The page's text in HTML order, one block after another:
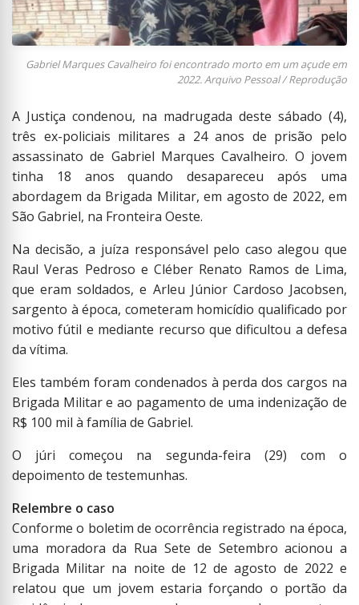
Gabriel Marques Cavalheiro foi encontrado morto em um açude em
2022. Arquivo Pessoal / Reprodução
A Justiça condenou, na madrugada deste sábado (4),
três ex-policiais militares a 24 anos de prisão pelo
assassinato de Gabriel Marques Cavalheiro. O jovem
tinha 18 anos quando desapareceu após uma
abordagem da Brigada Militar, em agosto de 2022, em
São Gabriel, na Fronteira Oeste.
Na decisão, a juíza responsável pelo caso alegou que
Raul Veras Pedroso e Cléber Renato Ramos de Lima,
que eram soldados, e Arleu Júnior Cardoso Jacobsen,
sargento à época, cometeram homicídio qualificado por
motivo fútil e mediante recurso que dificultou a defesa
da vítima.
Eles também foram condenados à perda dos cargos na
Brigada Militar e ao pagamento de uma indenização de
R$ 100 mil à família de Gabriel.
O júri começou na segunda-feira (29) com o
depoimento de testemunhas.
Relembre o caso
Conforme o boletim de ocorrência registrado na época,
uma moradora da Rua Sete de Setembro acionou a
Brigada Militar na noite de 12 de agosto de 2022 e
relatou que um jovem estaria forçando o portão da